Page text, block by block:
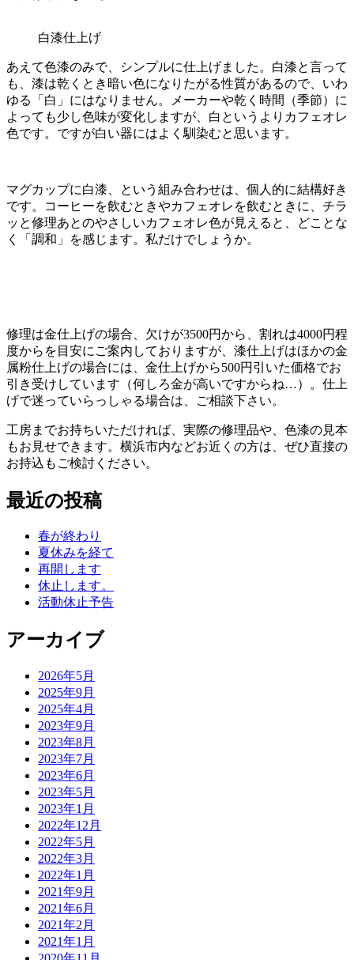
白漆仕上げ
あえて色漆のみで、シンプルに仕上げました。白漆と言って
も、漆は乾くとき暗い色になりたがる性質があるので、いわ
ゆる「白」にはなりません。メーカーや乾く時間（季節）に
よっても少し色味が変化しますが、白というよりカフェオレ
色です。ですが白い器にはよく馴染むと思います。
マグカップに白漆、という組み合わせは、個人的に結構好き
です。コーヒーを飲むときやカフェオレを飲むときに、チラ
ッと修理あとのやさしいカフェオレ色が見えると、どことな
く「調和」を感じます。私だけでしょうか。
修理は金仕上げの場合、欠けが3500円から、割れは4000円程
度からを目安にご案内しておりますが、漆仕上げはほかの金
属粉仕上げの場合には、金仕上げから500円引いた価格でお
引き受けしています（何しろ金が高いですからね…）。仕上
げで迷っていらっしゃる場合は、ご相談下さい。
工房までお持ちいただければ、実際の修理品や、色漆の見本
もお見せできます。横浜市内などお近くの方は、ぜひ直接の
お持込もご検討ください。
投
シ
最近の投稿
春が終わり
夏休みを経て
再開します
休止します。
活動休止予告
アーカイブ
2026年5月
2025年9月
2025年4月
2023年9月
2023年8月
2023年7月
2023年6月
2023年5月
2023年1月
2022年12月
2022年5月
2022年3月
2022年1月
2021年9月
2021年6月
2021年2月
2021年1月